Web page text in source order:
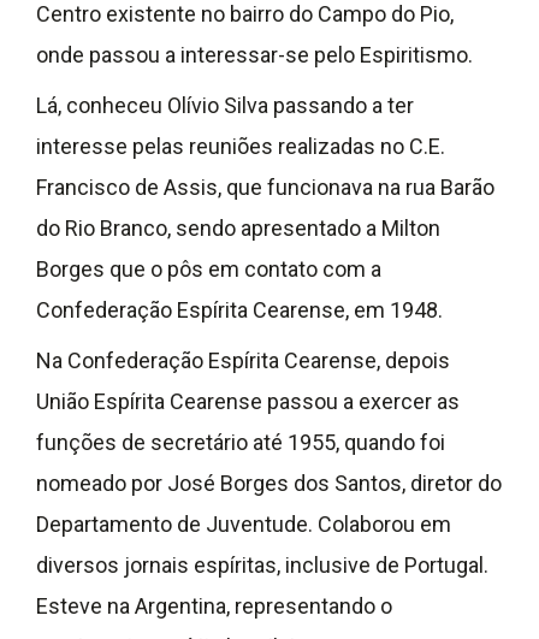
Centro existente no bairro do Campo do Pio,
onde passou a interessar-se pelo Espiritismo.
Lá, conheceu Olívio Silva passando a ter
interesse pelas reuniões realizadas no C.E.
Francisco de Assis, que funcionava na rua Barão
do Rio Branco, sendo apresentado a Milton
Borges que o pôs em contato com a
Confederação Espírita Cearense, em 1948.
Na Confederação Espírita Cearense, depois
União Espírita Cearense passou a exercer as
funções de secretário até 1955, quando foi
nomeado por José Borges dos Santos, diretor do
Departamento de Juventude. Colaborou em
diversos jornais espíritas, inclusive de Portugal.
Esteve na Argentina, representando o